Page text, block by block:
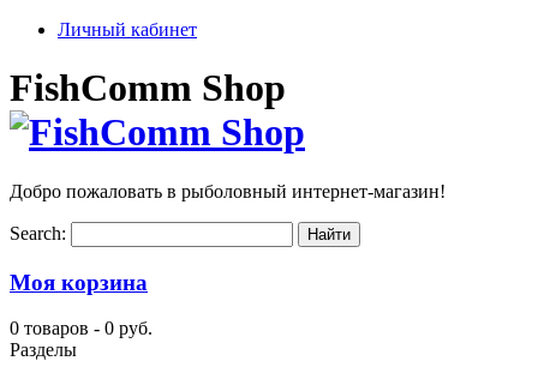
Личный кабинет
FishComm Shop
Добро пожаловать в рыболовный интернет-магазин!
Search:
Моя корзина
0 товаров - 0 руб.
Разделы